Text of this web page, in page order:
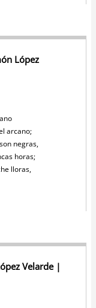
López
arcano;
negras,
horas;
lloras,
Velarde |